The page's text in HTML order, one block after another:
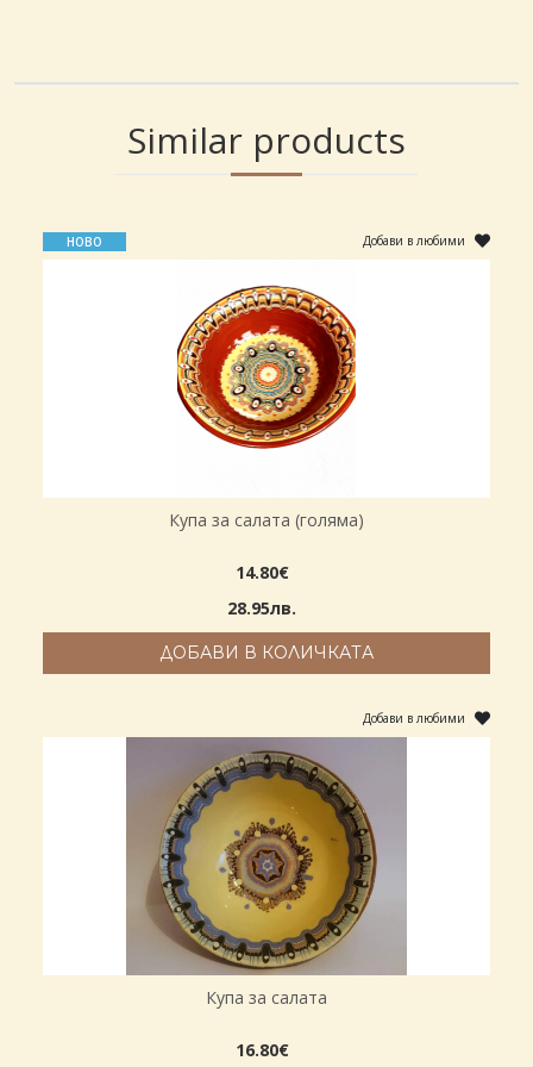
ПОРЪЧАЙSimilar products
НОВО Добави в любими
Купа за салата (голяма)
14.80€
28.95лв.
ДОБАВИ В КОЛИЧКАТА
Добави в любими
Купа за салата
16.80€